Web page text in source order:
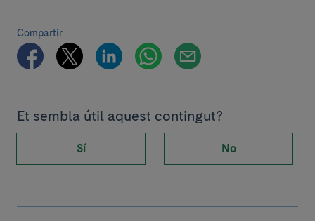
Compartir
Et sembla útil aquest contingut?
Sí No